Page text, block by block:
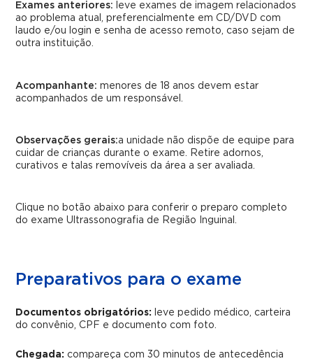
Exames anteriores:
leve exames de imagem relacionados
ao problema atual, preferencialmente em CD/DVD com
laudo e/ou login e senha de acesso remoto, caso sejam de
outra instituição.
Acompanhante: menores de 18 anos devem estar
acompanhados de um responsável.
Observações gerais:a unidade não dispõe de equipe para
cuidar de crianças durante o exame. Retire adornos,
curativos e talas removíveis da área a ser avaliada.
Clique no botão abaixo para conferir o preparo completo
do exame Ultrassonografia de Região Inguinal.
Preparativos para o exame
Documentos obrigatórios:
leve pedido médico, carteira
do convênio, CPF e documento com foto.
Chegada: compareça com 30 minutos de antecedência